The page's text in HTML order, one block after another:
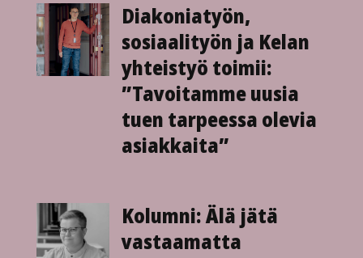
Diakoniatyön,
sosiaali­työn ja Kelan
yhteis­työ toimii:
”Tavoitamme uusia
tuen tarpeessa olevia
asiakkaita”
Kolumni: Älä jätä
vastaamatta